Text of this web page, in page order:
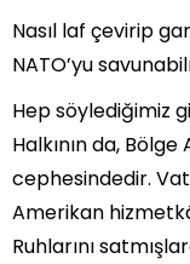
Nasıl laf çevirip
NATO’yu
Hep söylediğimiz
Halkının da,
cephesindedir.
Amerikan
Ruhlarını